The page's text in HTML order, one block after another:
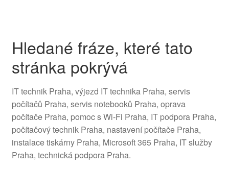
Hledané fráze, které tato
stránka pokrývá
IT technik Praha, výjezd IT technika Praha, servis
počítačů Praha, servis notebooků Praha, oprava
počítače Praha, pomoc s Wi-Fi Praha, IT podpora Praha,
počítačový technik Praha, nastavení počítače Praha,
instalace tiskárny Praha, Microsoft 365 Praha, IT služby
Praha, technická podpora Praha.